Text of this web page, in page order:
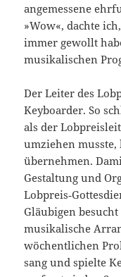
angemessene
»Wow«, dachte
immer gewollt
musikalischen
Der Leiter des
Keyboarder. So
als der
umziehen musste,
übernehmen.
Gestaltung und
Gläubigen
musikalische
wöchentlichen
sang und spielte